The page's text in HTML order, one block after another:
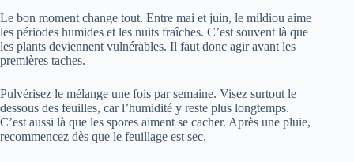
Le bon moment change tout. Entre mai et juin, le mildiou aime
les périodes humides et les nuits fraîches. C’est souvent là que
les plants deviennent vulnérables. Il faut donc agir avant les
premières taches.
Pulvérisez le mélange une fois par semaine. Visez surtout le
dessous des feuilles, car l’humidité y reste plus longtemps.
C’est aussi là que les spores aiment se cacher. Après une pluie,
recommencez dès que le feuillage est sec.